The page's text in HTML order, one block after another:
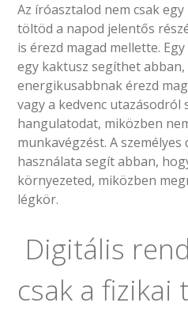
Az íróasztalod nem csak
töltöd a napod jelentős
is érezd magad mellette.
egy kaktusz segíthet
energikusabbnak érezd
vagy a kedvenc
hangulatodat, miközben
munkavégzést. A
használata segít abban,
környezeted, miközben
légkör.
Digitális
csak a fizikai